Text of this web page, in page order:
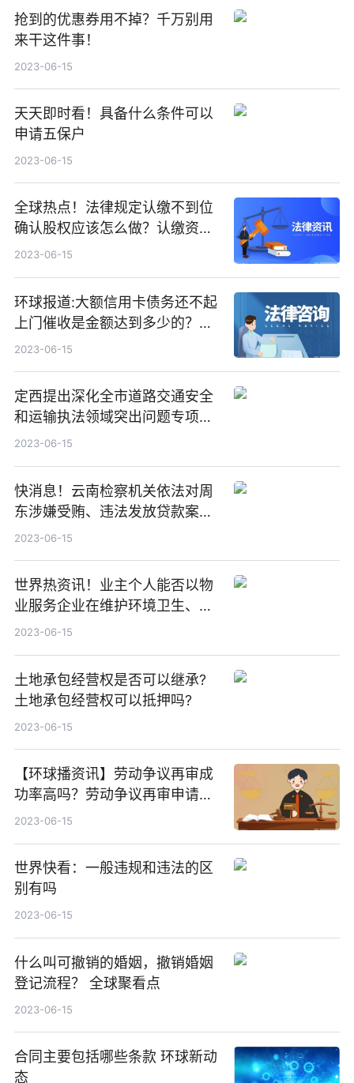
抢到的优惠券用不掉？千万别用
来干这件事！
2023-06-15
天天即时看！具备什么条件可以
申请五保户
2023-06-15
全球热点！法律规定认缴不到位
确认股权应该怎么做？认缴资金
不到位的后果是什么？
2023-06-15
环球报道:大额信用卡债务还不起
上门催收是金额达到多少的？信
用卡欠太多无力偿还银行起诉要
2023-06-15
定西提出深化全市道路交通安全
和运输执法领域突出问题专项整
治十条举措 世界观速讯
2023-06-15
快消息！云南检察机关依法对周
东涉嫌受贿、违法发放贷款案提
起公诉
2023-06-15
世界热资讯！业主个人能否以物
业服务企业在维护环境卫生、秩
序和安全等存在瑕疵为由要求减
2023-06-15
土地承包经营权是否可以继承?
土地承包经营权可以抵押吗?
2023-06-15
【环球播资讯】劳动争议再审成
功率高吗？劳动争议再审申请书
怎么写才对？
2023-06-15
世界快看：一般违规和违法的区
别有吗
2023-06-15
什么叫可撤销的婚姻，撤销婚姻
登记流程？ 全球聚看点
2023-06-15
合同主要包括哪些条款 环球新动
态